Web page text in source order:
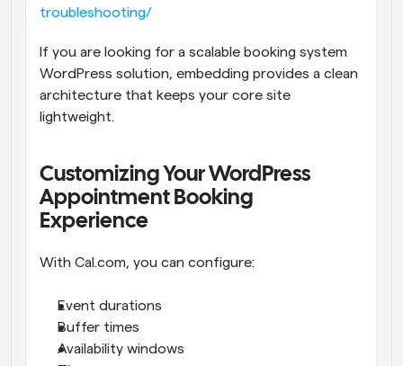
troubleshooting/
If you are looking for a scalable booking system
WordPress solution, embedding provides a clean
architecture that keeps your core site
lightweight.
Customizing Your WordPress
Appointment Booking
Experience
With Cal.com, you can configure:
Event durations
Buffer times
Availability windows